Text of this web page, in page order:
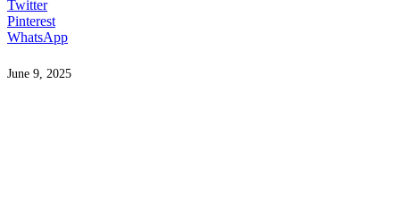
Twitter
Pinterest
WhatsApp
June 9, 2025